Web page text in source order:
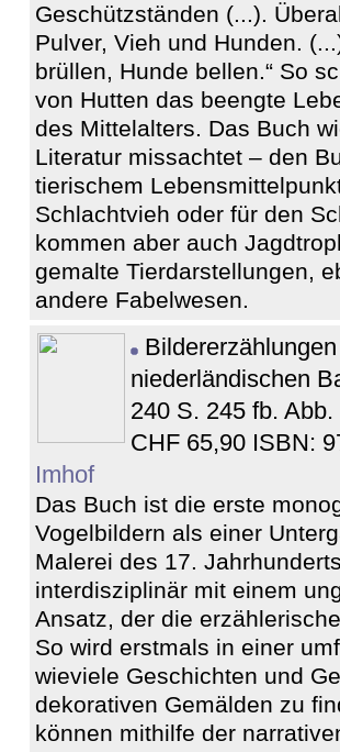
Geschützständen (...).
Pulver, Vieh und Hunden.
brüllen, Hunde bellen.“ So
von Hutten das beengte
des Mittelalters. Das Buch
Literatur missachtet – den
tierischem
Schlachtvieh oder für den
kommen aber auch
gemalte Tierdarstellungen,
andere Fabelwesen.
niederländischen
240 S. 245 fb.
CHF 65,90 ISBN:
Imhof
Das Buch ist die erste
Vogelbildern als einer
Malerei des 17.
interdisziplinär mit einem
Ansatz, der die
So wird erstmals in einer
wieviele Geschichten und
dekorativen Gemälden zu
können mithilfe der